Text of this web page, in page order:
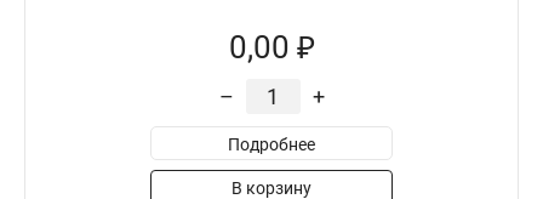
0,00 ₽
– +
Подробнее
В корзину